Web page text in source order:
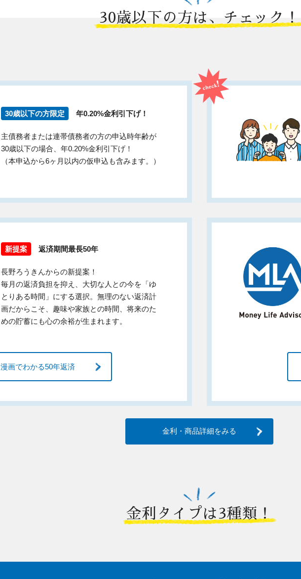
30歳以下の方は、チェック！
30歳以下の方限定 年0.20%金利引下げ！
主債務者または連帯債務者の方の申込時年齢が
30歳以下の場合、年0.20%金利引下げ！
（本申込から6ヶ月以内の仮申込も含みます。）
新提案 返済期間最長50年
長野ろうきんからの新提案！
毎月の返済負担を抑え、大切な人との今を「ゆ
とりある時間」にする選択。無理のない返済計
画だからこそ、趣味や家族との時間、将来のた
めの貯蓄にも心の余裕が生まれます。
漫画でわかる50年返済
金利・商品詳細をみる
金利タイプは3種類！